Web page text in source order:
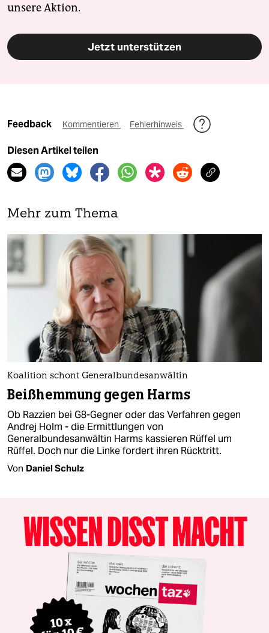
unsere Aktion.
Jetzt unterstützen
Feedback Kommentieren Fehlerhinweis
Diesen Artikel teilen
Mehr zum Thema
Koalition schont Generalbundesanwältin
Beißhemmung gegen Harms
Ob Razzien bei G8-Gegner oder das Verfahren gegen
Andrej Holm - die Ermittlungen von
Generalbundesanwältin Harms kassieren Rüffel um
Rüffel. Doch nur die Linke fordert ihren Rücktritt.
Von Daniel Schulz